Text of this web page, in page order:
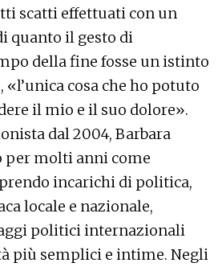
scatti effettuati con un
quanto il gesto di
della fine fosse un istinto
cosa che ho potuto
il mio e il suo dolore».
dal 2004, Barbara
per molti anni come
incarichi di politica,
locale e nazionale,
politici internazionali
più semplici e intime. Negli